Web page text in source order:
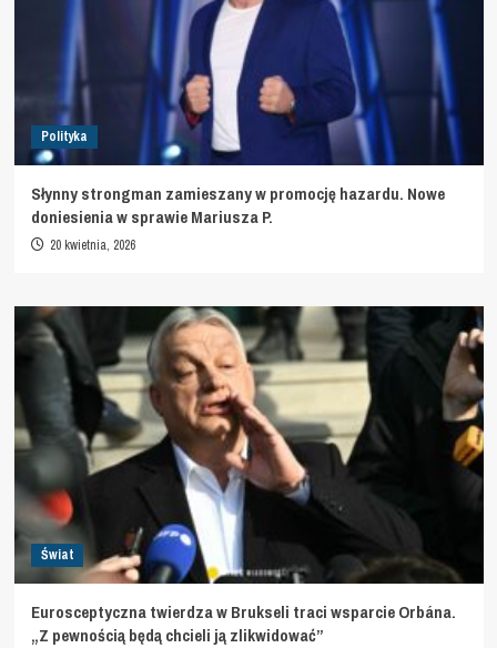
Polityka
Słynny strongman zamieszany w promocję hazardu. Nowe
doniesienia w sprawie Mariusza P.
20 kwietnia, 2026
Świat
Eurosceptyczna twierdza w Brukseli traci wsparcie Orbána.
„Z pewnością będą chcieli ją zlikwidować”